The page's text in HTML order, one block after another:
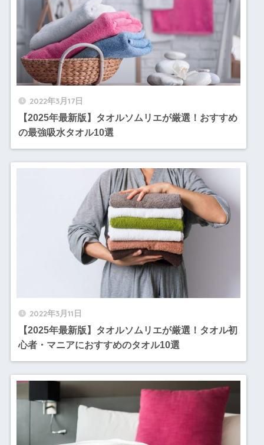
2022年3月17日
【2025年最新版】タオルソムリエが厳選！おすすめ
の最強吸水タオル10選
2022年3月11日
【2025年最新版】タオルソムリエが厳選！タオル初
心者・マニアにおすすめのタオル10選